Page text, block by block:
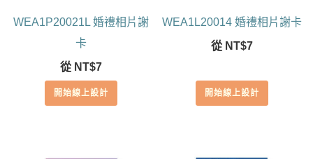
WEA1P20021L 婚禮相片謝
卡
從 NT$7
開始線上設計
WEA1L20014 婚禮相片謝卡
從 NT$7
開始線上設計